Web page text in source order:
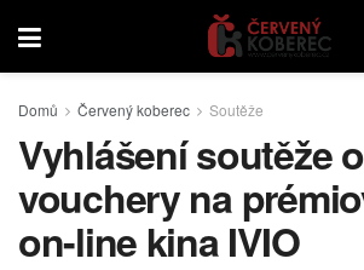
Domů Červený koberec Soutěže
Vyhlášení soutěže
vouchery na
on-line kina IVIO